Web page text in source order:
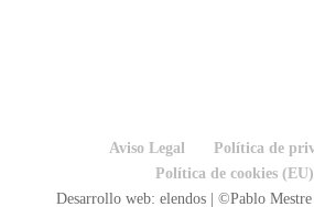
Aviso Legal
Política de
Política de cookies (EU)
Desarrollo web: elendos | ©Pablo